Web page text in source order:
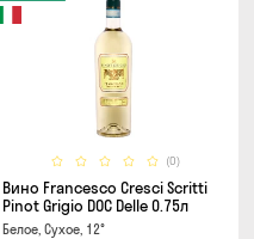
(0)
Вино Francesco Cresci Scritti
Pinot Grigio DOC Delle 0.75л
Белое, Сухое, 12°